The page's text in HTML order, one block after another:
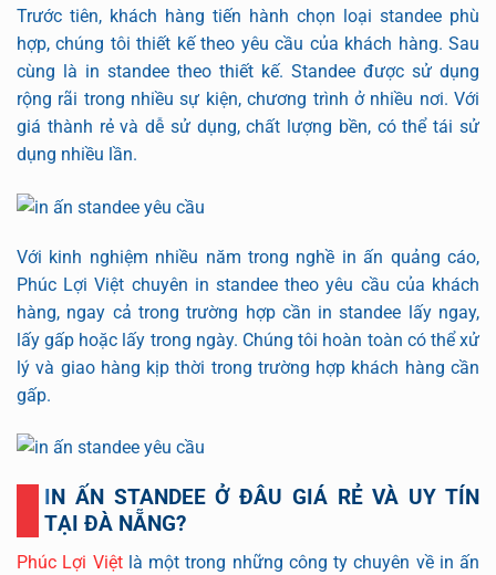
Trước tiên, khách hàng tiến hành chọn loại standee phù
hợp, chúng tôi thiết kế theo yêu cầu của khách hàng. Sau
cùng là in standee theo thiết kế. Standee được sử dụng
rộng rãi trong nhiều sự kiện, chương trình ở nhiều nơi. Với
giá thành rẻ và dễ sử dụng, chất lượng bền, có thể tái sử
dụng nhiều lần.
Với kinh nghiệm nhiều năm trong nghề in ấn quảng cáo,
Phúc Lợi Việt chuyên in standee theo yêu cầu của khách
hàng, ngay cả trong trường hợp cần in standee lấy ngay,
lấy gấp hoặc lấy trong ngày. Chúng tôi hoàn toàn có thể xử
lý và giao hàng kịp thời trong trường hợp khách hàng cần
gấp.
IN ẤN STANDEE Ở ĐÂU GIÁ RẺ VÀ UY TÍN
TẠI ĐÀ NẴNG?
Phúc Lợi Việtlà một trong những công ty chuyên về in ấn